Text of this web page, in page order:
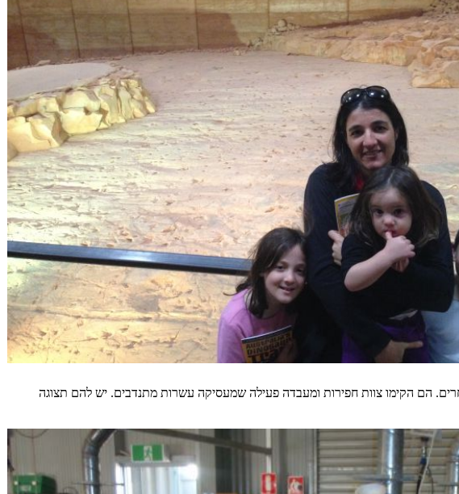
הם הקימו צוות חפירות ומעבדה פעילה שמעסיקה עשרות מתנדבים. יש להם תצוגה